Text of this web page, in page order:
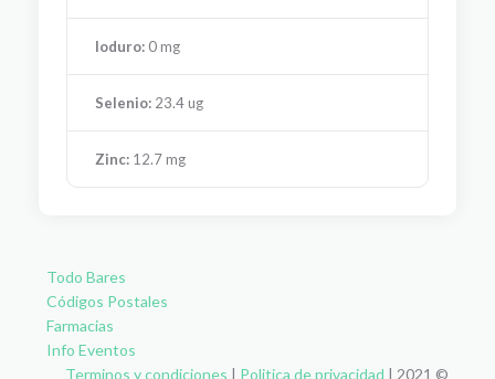
Ioduro: 0 mg
Selenio: 23.4 ug
Zinc: 12.7 mg
Todo Bares
Códigos Postales
Farmacias
Info Eventos
Terminos y condiciones | Politica de privacidad | 2021 ©